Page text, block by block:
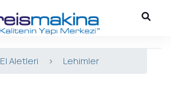
El Aletleri > Lehimler